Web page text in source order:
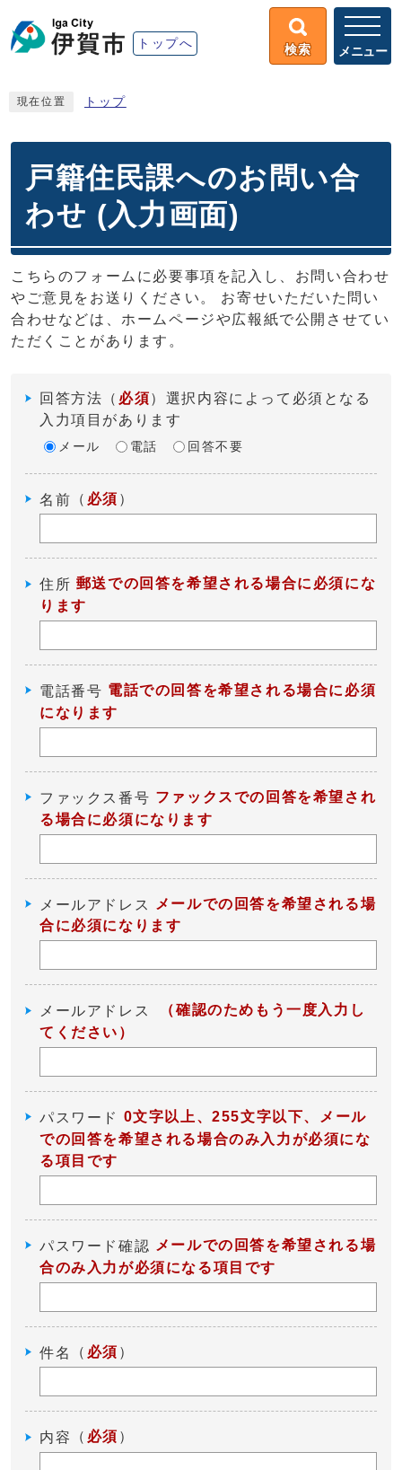
トップへ 検索 メニュー
現在位置 トップ
戸籍住民課へのお問い合
わせ (入力画面)
こちらのフォームに必要事項を記入し、お問い合わせ
やご意見をお送りください。 お寄せいただいた問い
合わせなどは、ホームページや広報紙で公開させてい
ただくことがあります。
回答方法 （ 必須）選択内容によって必須となる
入力項目があります
メール 電話 回答不要
名前 （ 必須 ）
住所 郵送での回答を希望される場合に必須にな
ります
電話番号 電話での回答を希望される場合に必須
になります
ファックス番号 ファックスでの回答を希望され
る場合に必須になります
メールアドレス
メールでの回答を希望される場
合に必須になります
メールアドレス
（確認のためもう一度入力し
てください）
パスワード 0文字以上、255文字以下、メール
での回答を希望される場合のみ入力が必須にな
る項目です
パスワード確認 メールでの回答を希望される場
合のみ入力が必須になる項目です
件名 （ 必須 ）
内容 （ 必須 ）